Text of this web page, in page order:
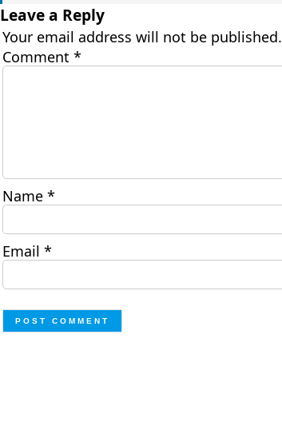
Leave a Reply
Your email address will not be published.
Comment *
Name *
Email *